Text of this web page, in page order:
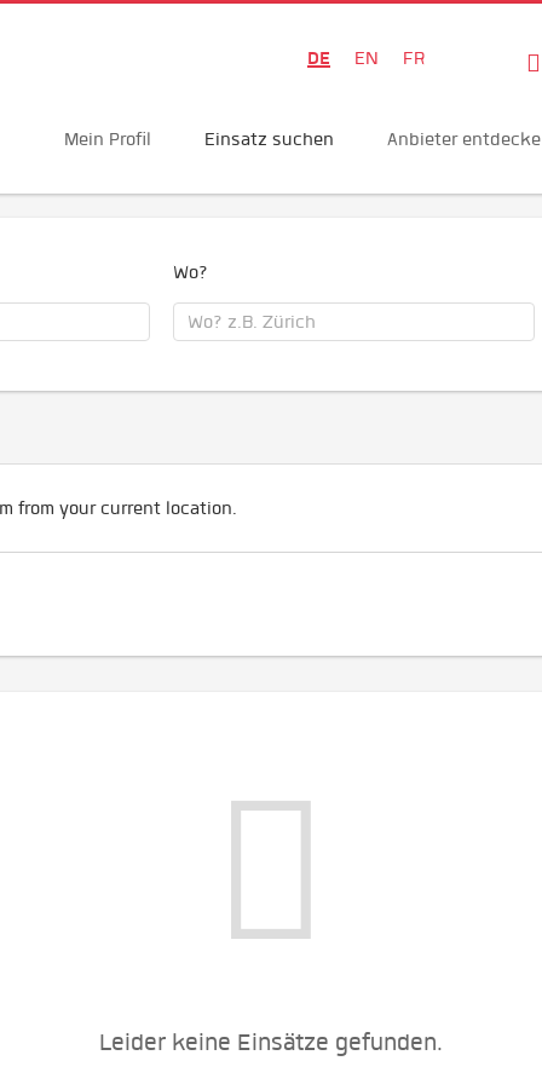
DE EN FR
Mein Profil Einsatz suchen Anbieter
Wo?
from your current location.
Leider keine Einsätze gefunden.